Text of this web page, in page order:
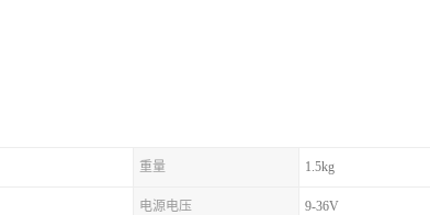
重量 1.5kg
电源电压 9-36V